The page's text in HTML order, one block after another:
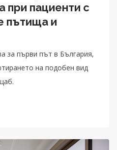
при пациенти с
пътища и
за първи път в България,
на подобен вид